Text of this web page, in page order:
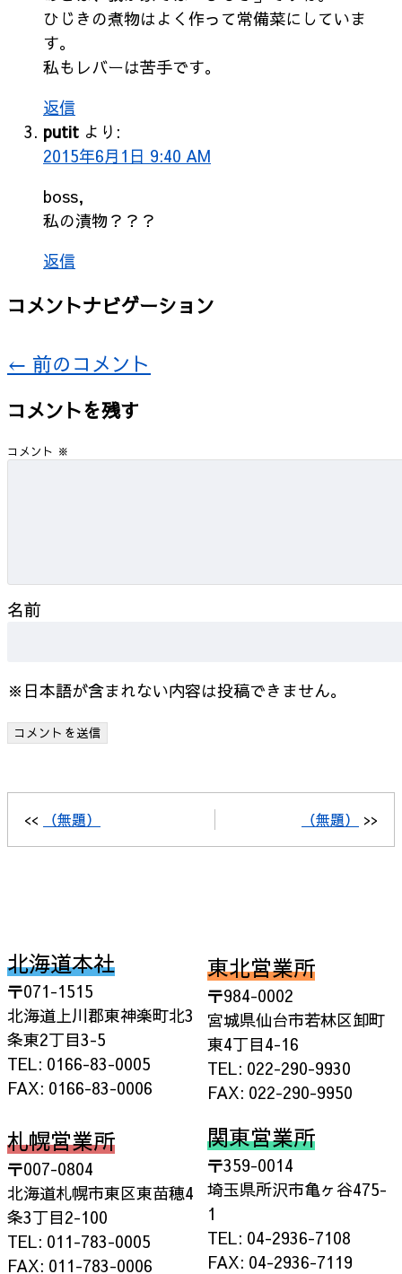
ひじきの煮物はよく作って常備菜にしていま
す。
私もレバーは苦手です。
返信
putit より:
2015年6月1日 9:40 AM
boss,
私の漬物？？？
返信
コメントナビゲーション
← 前のコメント
コメントを残す
コメント ※
名前
※日本語が含まれない内容は投稿できません。
<< （無題） （無題） >>
北海道本社
〒071-1515
北海道上川郡東神楽町北3
条東2丁目3-5
TEL: 0166-83-0005
FAX: 0166-83-0006
札幌営業所
〒007-0804
北海道札幌市東区東苗穂4
条3丁目2-100
TEL: 011-783-0005
FAX: 011-783-0006
東北営業所
〒984-0002
宮城県仙台市若林区卸町
東4丁目4-16
TEL: 022-290-9930
FAX: 022-290-9950
関東営業所
〒359-0014
埼玉県所沢市亀ヶ谷475-
1
TEL: 04-2936-7108
FAX: 04-2936-7119